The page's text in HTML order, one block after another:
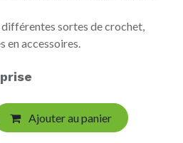
sortes de crochet,
en accessoires.
Ajouter au panier